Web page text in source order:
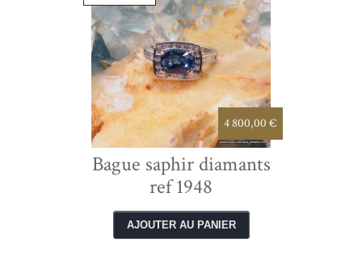
4 800,00 €
Bague saphir diamants
ref 1948